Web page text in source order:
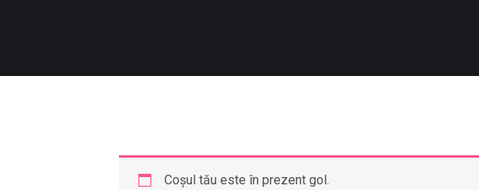
Coșul tău este în prezent gol.